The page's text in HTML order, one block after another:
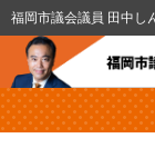
福岡市議会議員 田中し